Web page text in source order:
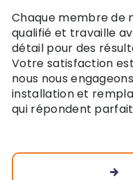
Chaque membre de
qualifié et travaille
détail pour des
Votre satisfaction
nous nous
installation et
qui répondent